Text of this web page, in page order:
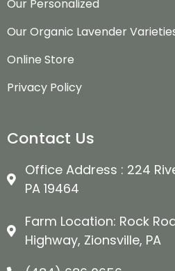
Our Personalized
Our Organic Lavender
Online Store
Privacy Policy
Contact Us
Office Address : 224
PA 19464
Farm Location: Rock
Highway, Zionsville, PA